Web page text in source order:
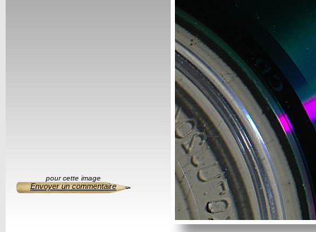
pour cette image
Envoyer un commentaire